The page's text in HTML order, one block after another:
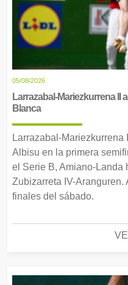
05/08/2026
Larrazabal-Mariezkurrena II
Blanca
Larrazabal-
Albisu en la primera
el Serie B, Amiano-Landa
Zubizarreta IV-
finales del sábado.